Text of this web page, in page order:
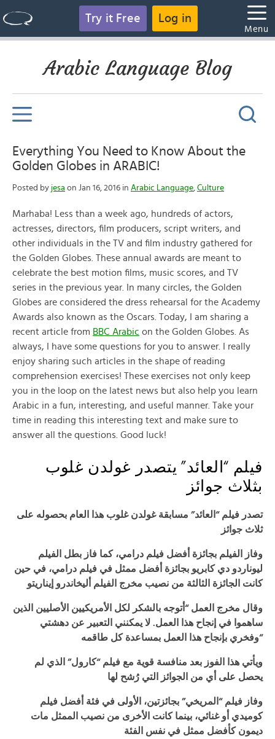
Try it Free Log in
Menu
Arabic Language Blog
Everything You Need to Know About the
Golden Globes in ARABIC!
Posted by jesa on Jan 16, 2016 in Arabic Language, Culture
Marhaba! Less than a week ago, hundreds of actors,
actresses, directors, film producers, script writers, and
other individuals in the TV and film industry gathered for
the Golden Globes. These annual awards are meant to
celebrate the best motion films, music scores, and TV
series in the previous year. In many circles, the Golden
Globes are considered the dress rehearsal for the Academy
Awards also known as the Oscars. Today, I am sharing a
recent article from BBC Arabic on the Golden Globes. As
always, I have some questions for you to answer. I really
enjoy sharing such articles in the shape of reading
comprehension exercises! These exercises not only keep
you in the loop on the latest news but also help you learn
Arabic in a fun, interesting, and useful manner. Take your
time in reading this interesting text and make sure to
answer all the questions. Good luck!
فيلم “العائد” يتصدر غولدن غلوب
بثلاث جوائز
تصدر فيلم “العائد” مسابقة غولدن غلوب هذا العام بحصوله على
ثلاث جوائز
وفاز الفيلم بجائزة أفضل فيلم درامي، كما فاز بطل الفيلم
ليوناردو دي كابريو بجائزة أفضل ممثل في فيلم درامي، في حين
كانت الجائزة الثالثة من نصيب مخرج الفيلم أليخاندرو إيناريتو
وقال مخرج العمل “أتوجه بالشكر لكل الأمريكيين الأصليين الذين
ساهموا في إنجاح هذا العمل. لا يمكنني التعبير عن دهشتي
وفخري بإنجاح هذا العمل بمساعدة كل طاقمه“
ويأتي هذا الفوز بعد منافسة قوية مع فيلم “كارول” الذي لم
يحصل على أي من الجوائز التي رُشح لها
وفاز فيلم “المريخي” بجائزتين، الأولى في فئة أفضل فيلم
كوميدي أو غنائي، بينما كانت الأخرى من نصيب الممثل مات
ديمون كأفضل ممثل في نفس الفئة